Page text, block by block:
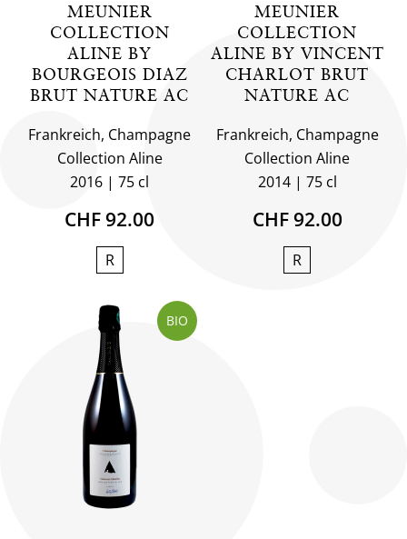
MEUNIER
COLLECTION
ALINE BY
BOURGEOIS DIAZ
BRUT NATURE AC
Frankreich, Champagne
Collection Aline
2016
75 cl
CHF 92.00
R
MEUNIER
COLLECTION
ALINE BY VINCENT
CHARLOT BRUT
NATURE AC
Frankreich, Champagne
Collection Aline
2014
75 cl
CHF 92.00
R
BIO